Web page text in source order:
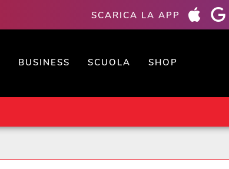
SCARICA LA APP
BUSINESS SCUOLA SHOP